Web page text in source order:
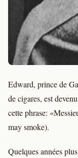
Edward, prince de
de cigares, est
cette phrase:
may smoke).
Quelques années